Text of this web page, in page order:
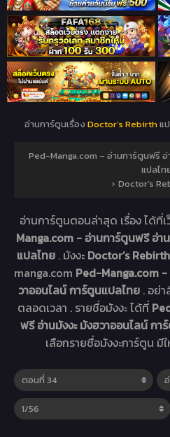
อ่านการ์ตูนเรื่อง Doctor’s Rebirthแ
Ped-Manga.com – อ่านการ์ตูนฟรี
แปลไท
› Doctor’s
อ่านการ์ตูนตอนล่าสุด เรื่องได้ที่
Manga.com - อ่านการ์ตูนฟรี อ่า
แปลไทย . มังงะ Doctor’s Rebirth
manga.com Ped-Manga.com
วาออนไลน์ การ์ตูนแปลไทย . อย่
ตลอดเวลา . รายชื่อมังงะ ได้ที่
ฟรี อ่านมังงะ มังฮวาออนไลน์ กา
เลือกรายชื่อมังงะการ์ตูน มี